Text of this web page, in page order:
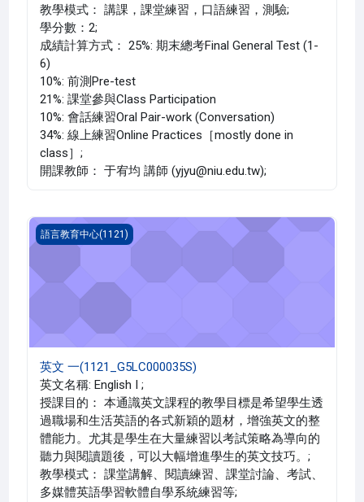
教學模式： 講課，課堂練習，口語練習，測驗;
學分數：2;
成績計算方式： 25%: 期末總考Final General Test (1-
6)
10%: 前測Pre-test
21%: 課堂參與Class Participation
10%: 會話練習Oral Pair-work (Conversation)
34%: 線上練習Online Practices［mostly done in
class］;
開課教師： 于宥均 講師 (yjyu@niu.edu.tw);
英文 一(1121_G5LC000035S)
語言教育中心(1121)
英文 一(1121_G5LC000035S)
英文名稱: English I ;
授課目的： 本通識英文課程的教學目標是希望學生透
過職場和生活英語的各式新穎的題材，增強英文的整
體能力。尤其是學生在大量練習以考試策略為導向的
聽力與閱讀題後，可以大幅增進學生的英文技巧。;
教學模式： 課堂講解、閱讀練習、課堂討論、考試、
多媒體英語學習軟體自學系統練習等;